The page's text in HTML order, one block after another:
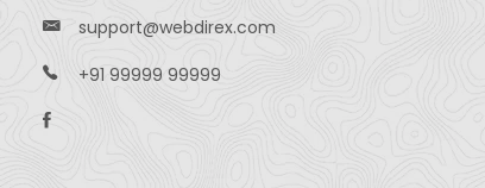
support@webdirex.com
+91 99999 99999